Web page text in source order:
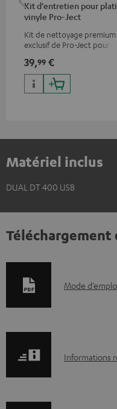
Kit d'entretien pour
vinyle Pro-Ject
Kit de nettoyage premium
exclusif de Pro-Ject pour
disponible uniquement sur
site de Teufel
39,99 €
Matériel inclus
DUAL DT 400 USB
D
m
Mode
IInformations